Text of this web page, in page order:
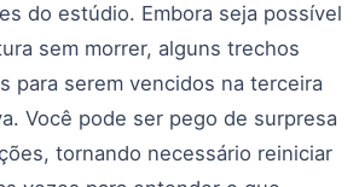
do estúdio. Embora seja possível
sem morrer, alguns trechos
para serem vencidos na terceira
Você pode ser pego de surpresa
tornando necessário reiniciar